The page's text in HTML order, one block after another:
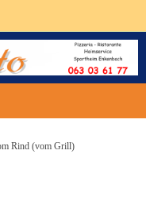
Rind (vom Grill)